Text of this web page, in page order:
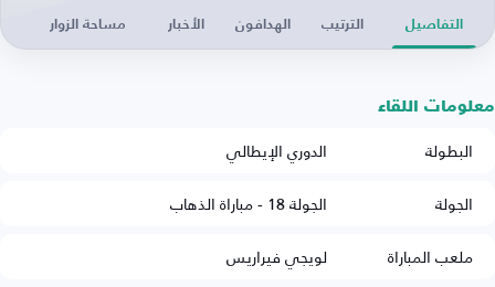
التفاصيل الترتيب الهدافون الأخبار مساحة الزوار
معلومات اللقاء
البطولة
الدوري الإيطالي
الجولة
الجولة 18 - مباراة الذهاب
ملعب المباراة
لويجي فيراريس